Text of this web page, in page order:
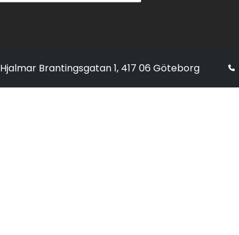
Hjalmar Brantingsgatan 1, 417 06 Göteborg